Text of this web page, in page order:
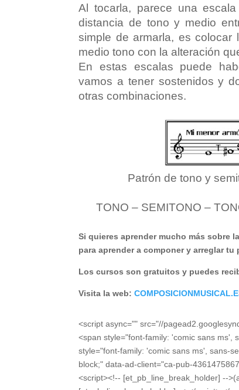
Al tocarla, parece una
distancia de tono y medio
simple de armarla, es
medio tono con la alteración
En estas escalas puede
vamos a tener sostenidos y
otras combinaciones.
Patrón de tono y
TONO – SEMITONO –
Si quieres aprender mucho más sobre
para aprender a componer y arreglar tu
Los cursos son gratuitos y puedes
Visita la web:
<script async="" src="//
<span style="font-family: 'comic sans ms',
style="font-family: 'comic sans ms', sans-
block;" data-ad-client="ca-pub-
<script><!-- [et_pb_line_break_holder] --